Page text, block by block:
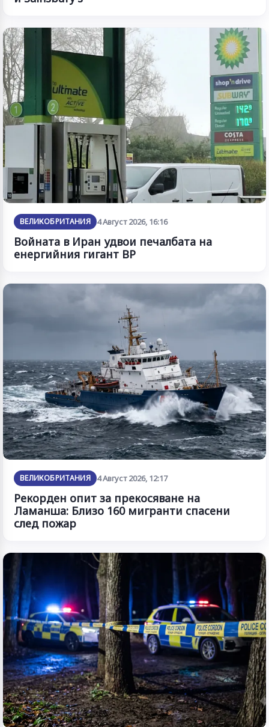
ВЕЛИКОБРИТАНИЯ 4 Август 2026, 16:16
Войната в Иран удвои печалбата на
енергийния гигант BP
ВЕЛИКОБРИТАНИЯ 4 Август 2026, 12:17
Рекорден опит за прекосяване на
Ламанша: Близо 160 мигранти спасени
след пожар